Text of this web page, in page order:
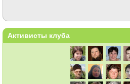
Активисты клуба